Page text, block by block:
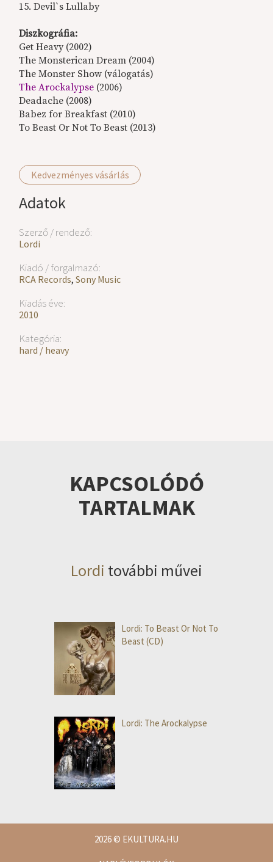
Kedvezményes vásárlás
Adatok
Szerző / rendező:
Lordi
Kiadó / forgalmazó:
RCA Records,Sony Music
Kiadás éve:
2010
Kategória:
hard / heavy
15. Devil`s Lullaby
Diszkográfia:
Get Heavy (2002)
The Monsterican Dream (2004)
The Monster Show (válogatás)
The Arockalypse (2006)
Deadache (2008)
Babez for Breakfast (2010)
To Beast Or Not To Beast (2013)
KAPCSOLÓDÓ
TARTALMAK
Lordi további művei
Lordi: To Beast Or Not To
Beast (CD)
Lordi: The Arockalypse
2026© EKULTURA.HU